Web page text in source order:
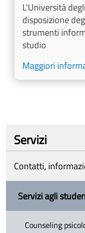
L'Università
disposizione
strumenti
studio
Maggiori
Servizi
Contatti,
Servizi agli
Counseling